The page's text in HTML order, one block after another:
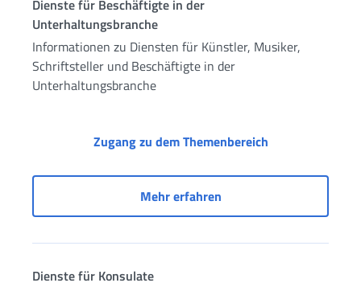
Dienste für Beschäftigte in der
Unterhaltungsbranche
Informationen zu Diensten für Künstler, Musiker,
Schriftsteller und Beschäftigte in der
Unterhaltungsbranche
Zugang zu dem ThemenbereichDienste für
Mehr erfahrenDienste für
Dienste für Konsulate